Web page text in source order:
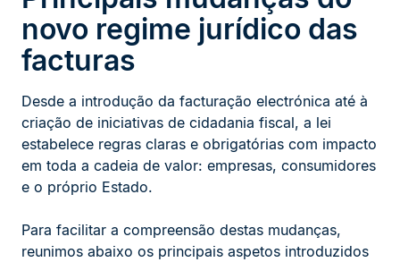
novo regime jurídico das
facturas
Desde a introdução da facturação electrónica até à
criação de iniciativas de cidadania fiscal, a lei
estabelece regras claras e obrigatórias com impacto
em toda a cadeia de valor: empresas, consumidores
e o próprio Estado.
Para facilitar a compreensão destas mudanças,
reunimos abaixo os principais aspetos introduzidos